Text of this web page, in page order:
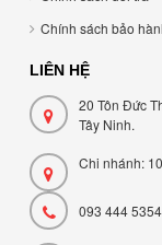
Chính sách bảo
LIÊN HỆ
20 Tôn Đức
Tây Ninh.
Chi nhánh:
093 444